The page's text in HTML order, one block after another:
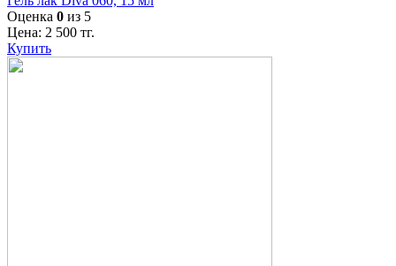
Оценка 0 из 5
Цена: 2 500 тг.
Купить